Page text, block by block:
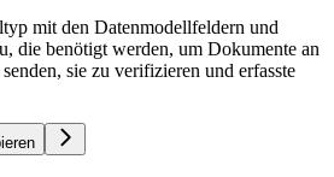
mit den Datenmodellfeldern und
die benötigt werden, um Dokumente an
sie zu verifizieren und erfasste